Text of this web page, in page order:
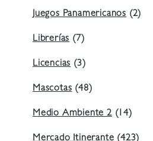
Juegos Panamericanos (2)
Librerías(7)
Licencias(3)
Mascotas(48)
Medio Ambiente 2(14)
Mercado Itinerante(423)